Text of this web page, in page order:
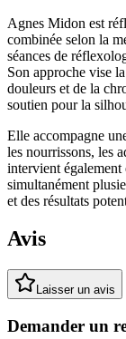
Agnes Midon est
combinée selon la
séances de
Son approche vise
douleurs et de la
soutien pour la
Elle accompagne
les nourrissons, les
intervient
simultanément
et des résultats
Avis
Laisser un avis
Demander un